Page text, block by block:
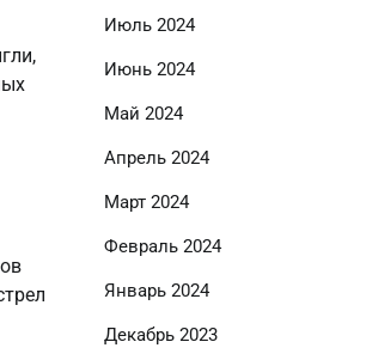
Июль 2024
Июнь 2024
Май 2024
Апрель 2024
Март 2024
Февраль 2024
Январь 2024
Декабрь 2023